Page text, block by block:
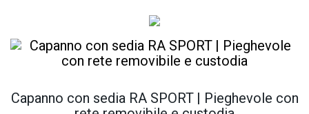
Capanno con sedia RA SPORT | Pieghevole con